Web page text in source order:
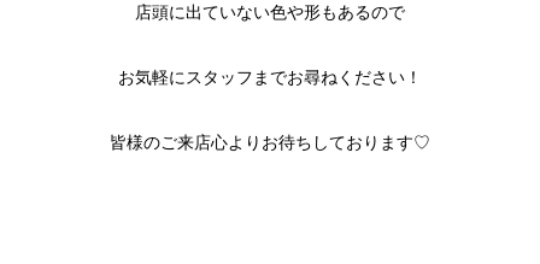
店頭に出ていない色や形もあるので
お気軽にスタッフまでお尋ねください！
皆様のご来店心よりお待ちしております♡